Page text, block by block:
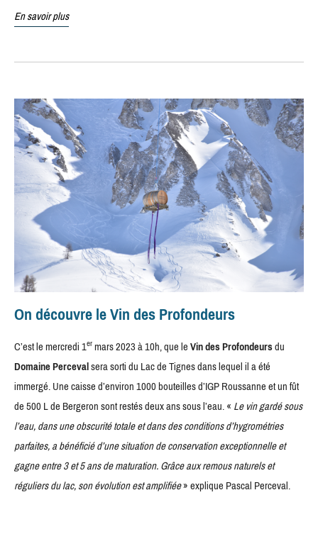
En savoir plus
On découvre le Vin des Profondeurs
C’est le mercredi 1ermars 2023 à 10h, que leVin des Profondeursdu
Domaine Percevalsera sorti du Lac de Tignes dans lequel il a été
immergé. Une caisse d’environ 1000 bouteilles d’IGP Roussanne et un fût
de 500 L de Bergeron sont restés deux ans sous l’eau. «Le vin gardé sous
l’eau, dans une obscurité totale et dans des conditions d’hygrométries
parfaites, a bénéficié d’une situation de conservation exceptionnelle et
gagne entre 3 et 5 ans de maturation. Grâce aux remous naturels et
réguliers du lac, son évolution est amplifiée» explique Pascal Perceval.